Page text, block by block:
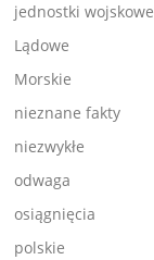
jednostki wojskowe
Lądowe
Morskie
nieznane fakty
niezwykłe
odwaga
osiągnięcia
polskie